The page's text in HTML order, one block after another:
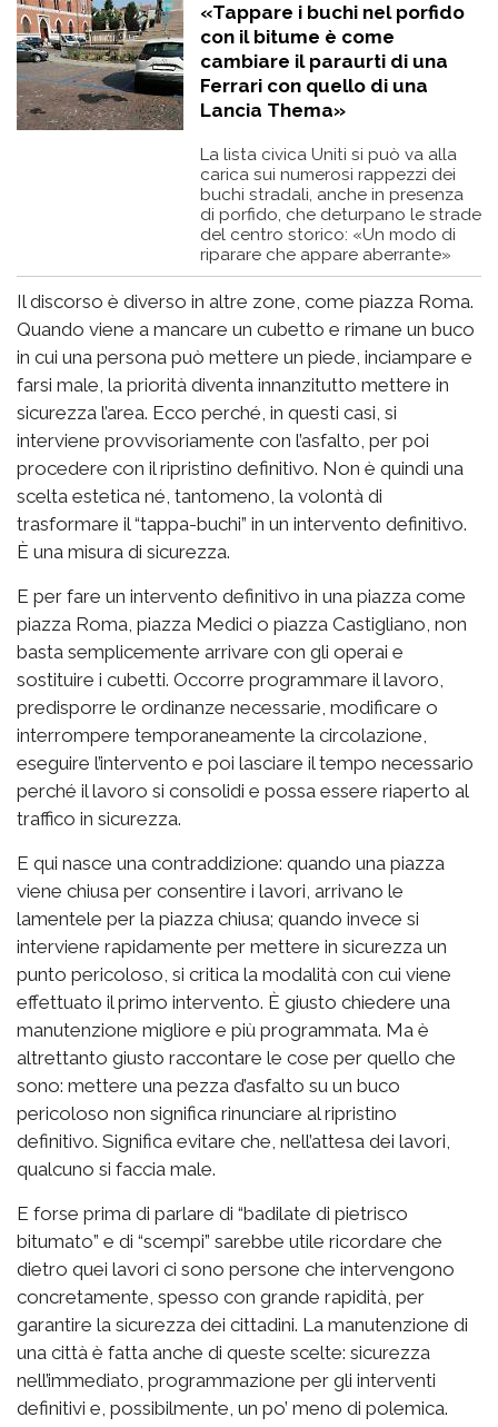
«Tappare i buchi nel porfido
con il bitume è come
cambiare il paraurti di una
Ferrari con quello di una
Lancia Thema»
La lista civica Uniti si può va alla
carica sui numerosi rappezzi dei
buchi stradali, anche in presenza
di porfido, che deturpano le strade
del centro storico: «Un modo di
riparare che appare aberrante»
Il discorso è diverso in altre zone, come piazza Roma.
Quando viene a mancare un cubetto e rimane un buco
in cui una persona può mettere un piede, inciampare e
farsi male, la priorità diventa innanzitutto mettere in
sicurezza l’area. Ecco perché, in questi casi, si
interviene provvisoriamente con l’asfalto, per poi
procedere con il ripristino definitivo. Non è quindi una
scelta estetica né, tantomeno, la volontà di
trasformare il “tappa-buchi” in un intervento definitivo.
È una misura di sicurezza.
E per fare un intervento definitivo in una piazza come
piazza Roma, piazza Medici o piazza Castigliano, non
basta semplicemente arrivare con gli operai e
sostituire i cubetti. Occorre programmare il lavoro,
predisporre le ordinanze necessarie, modificare o
interrompere temporaneamente la circolazione,
eseguire l’intervento e poi lasciare il tempo necessario
perché il lavoro si consolidi e possa essere riaperto al
traffico in sicurezza.
E qui nasce una contraddizione: quando una piazza
viene chiusa per consentire i lavori, arrivano le
lamentele per la piazza chiusa; quando invece si
interviene rapidamente per mettere in sicurezza un
punto pericoloso, si critica la modalità con cui viene
effettuato il primo intervento. È giusto chiedere una
manutenzione migliore e più programmata. Ma è
altrettanto giusto raccontare le cose per quello che
sono: mettere una pezza d’asfalto su un buco
pericoloso non significa rinunciare al ripristino
definitivo. Significa evitare che, nell’attesa dei lavori,
qualcuno si faccia male.
E forse prima di parlare di “badilate di pietrisco
bitumato” e di “scempi” sarebbe utile ricordare che
dietro quei lavori ci sono persone che intervengono
concretamente, spesso con grande rapidità, per
garantire la sicurezza dei cittadini. La manutenzione di
una città è fatta anche di queste scelte: sicurezza
nell’immediato, programmazione per gli interventi
definitivi e, possibilmente, un po’ meno di polemica.